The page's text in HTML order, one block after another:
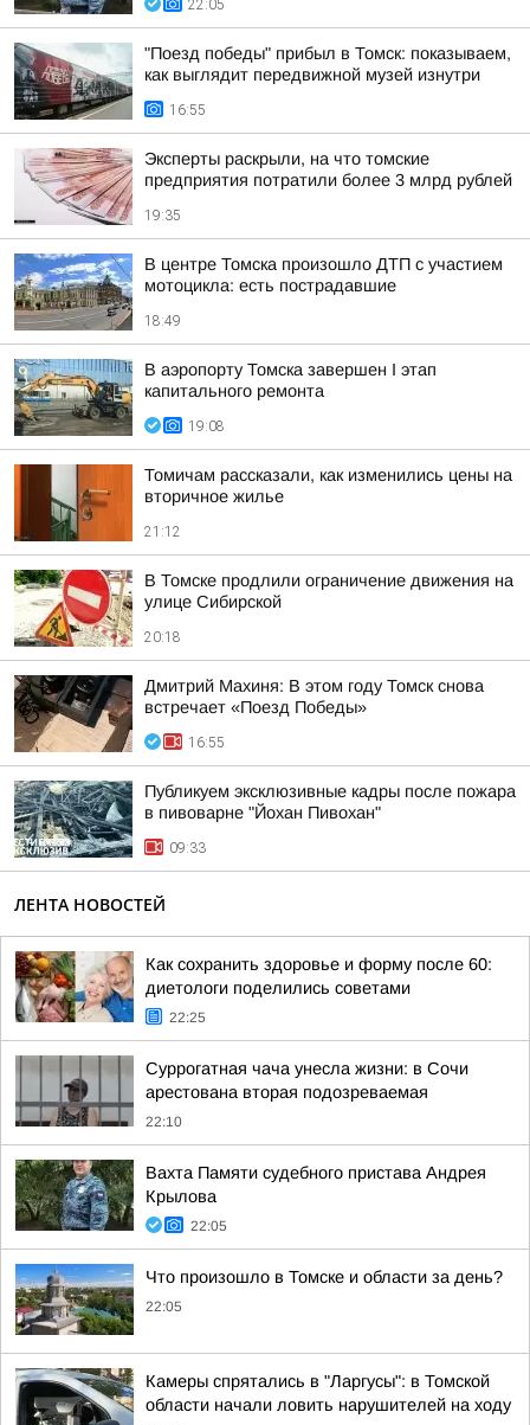
22:05
"Поезд победы" прибыл в Томск: показываем,
как выглядит передвижной музей изнутри
16:55
Эксперты раскрыли, на что томские
предприятия потратили более 3 млрд рублей
19:35
В центре Томска произошло ДТП с участием
мотоцикла: есть пострадавшие
18:49
В аэропорту Томска завершен I этап
капитального ремонта
19:08
Томичам рассказали, как изменились цены на
вторичное жилье
21:12
В Томске продлили ограничение движения на
улице Сибирской
20:18
Дмитрий Махиня: В этом году Томск снова
встречает «Поезд Победы»
16:55
Публикуем эксклюзивные кадры после пожара
в пивоварне "Йохан Пивохан"
09:33
ЛЕНТА НОВОСТЕЙ
Как сохранить здоровье и форму после 60:
диетологи поделились советами
22:25
Суррогатная чача унесла жизни: в Сочи
арестована вторая подозреваемая
22:10
Вахта Памяти судебного пристава Андрея
Крылова
22:05
Что произошло в Томске и области за день?
22:05
Камеры спрятались в "Ларгусы": в Томской
области начали ловить нарушителей на ходу